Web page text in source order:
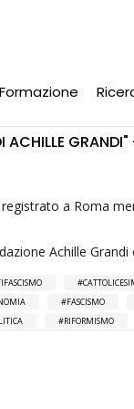
Formazione
GRANDI"
a Roma
Achille
FASCISMO
RIFORMISMO